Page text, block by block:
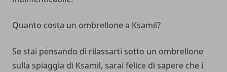
Quanto costa un ombrellone a Ksamil?
Se stai pensando di rilassarti sotto un ombrellone
sulla spiaggia di Ksamil, sarai felice di sapere che i